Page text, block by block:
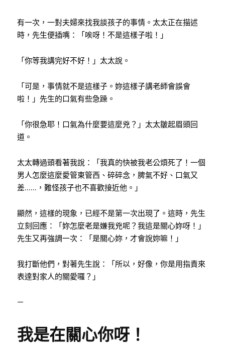
有一次，一對夫婦來找我談孩子的事情。太太正在描述
時，先生便插嘴：「唉呀！不是這樣子啦！」
「你等我講完好不好！」太太說。
「可是，事情就不是這樣子。妳這樣子講老師會誤會
啦！」先生的口氣有些急躁。
「你很急耶！口氣為什麼要這麼兇？」太太皺起眉頭回
道。
太太轉過頭看著我說：「我真的快被我老公煩死了！一個
男人怎麼這麼愛管東管西、碎碎念，脾氣不好、口氣又
差…… ，難怪孩子也不喜歡接近他。」
顯然，這樣的現象，已經不是第一次出現了。這時，先生
立刻回應：「妳怎麼老是嫌我兇呢？我這是關心妳呀！」
先生又再強調一次：「是關心妳，才會說妳嘛！」
我打斷他們，對著先生說：「所以，好像，你是用指責來
表達對家人的關愛囉？」
—
我是在關心你呀！